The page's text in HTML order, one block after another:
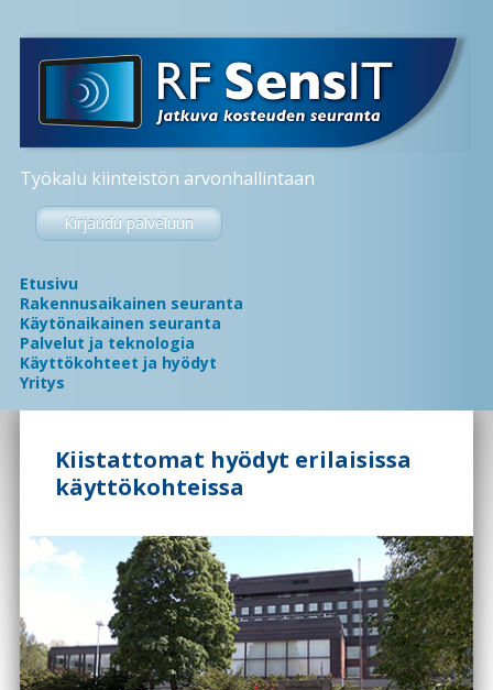
Työkalu kiinteistön arvonhallintaan
Kirjaudu palveluun
to
content
Etusivu
Rakennusaikainen seuranta
Käytönaikainen seuranta
Palvelut ja teknologia
Käyttökohteet ja hyödyt
Yritys
Kiistattomat hyödyt erilaisissa
käyttökohteissa